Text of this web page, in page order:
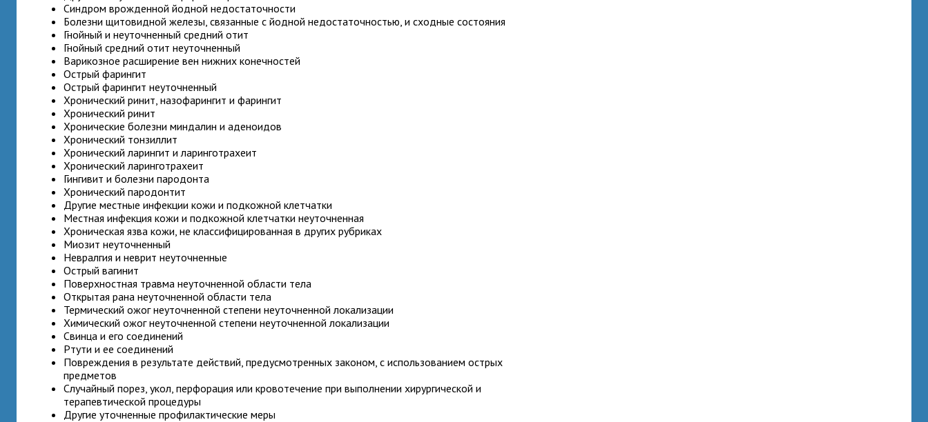
Синдром врожденной йодной недостаточности
Болезни щитовидной железы, связанные с йодной недостаточностью, и сходные состояния
Гнойный и неуточненный средний отит
Гнойный средний отит неуточненный
Варикозное расширение вен нижних конечностей
Острый фарингит
Острый фарингит неуточненный
Хронический ринит, назофарингит и фарингит
Хронический ринит
Хронические болезни миндалин и аденоидов
Хронический тонзиллит
Хронический ларингит и ларинготрахеит
Хронический ларинготрахеит
Гингивит и болезни пародонта
Хронический пародонтит
Другие местные инфекции кожи и подкожной клетчатки
Местная инфекция кожи и подкожной клетчатки неуточненная
Хроническая язва кожи, не классифицированная в других рубриках
Миозит неуточненный
Невралгия и неврит неуточненные
Острый вагинит
Поверхностная травма неуточненной области тела
Открытая рана неуточненной области тела
Термический ожог неуточненной степени неуточненной локализации
Химический ожог неуточненной степени неуточненной локализации
Свинца и его соединений
Ртути и ее соединений
Повреждения в результате действий, предусмотренных законом, с использованием острых
предметов
Случайный порез, укол, перфорация или кровотечение при выполнении хирургической и
терапевтической процедуры
Другие уточненные профилактические меры